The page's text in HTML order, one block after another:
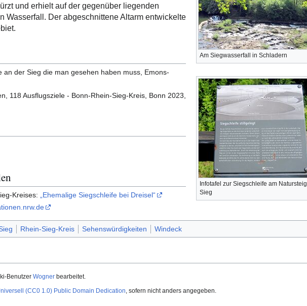
Am Siegwasserfall in Schladern
Infotafel zur Siegschleife am Natursteig
Sieg
und erhielt auf der gegenüber liegenden
Wasserfall. Der abgeschnittene Altarm entwickelte
an der Sieg die man gesehen haben muss, Emons-
118 Ausflugsziele - Bonn-Rhein-Sieg-Kreis, Bonn 2023,
Kreises:„Ehemalige Siegschleife bei Dreisel“
Rhein-Sieg-Kreis Sehenswürdigkeiten Windeck
Benutzer Wogner bearbeitet.
(CC0 1.0) Public Domain Dedication, sofern nicht anders angegeben.